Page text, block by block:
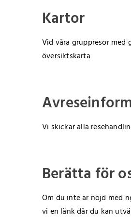
Kartor
Vid våra gruppresor med
översiktskarta
Vi skickar alla
Berätta för
Om du inte är nöjd med
vi en länk dår du kan